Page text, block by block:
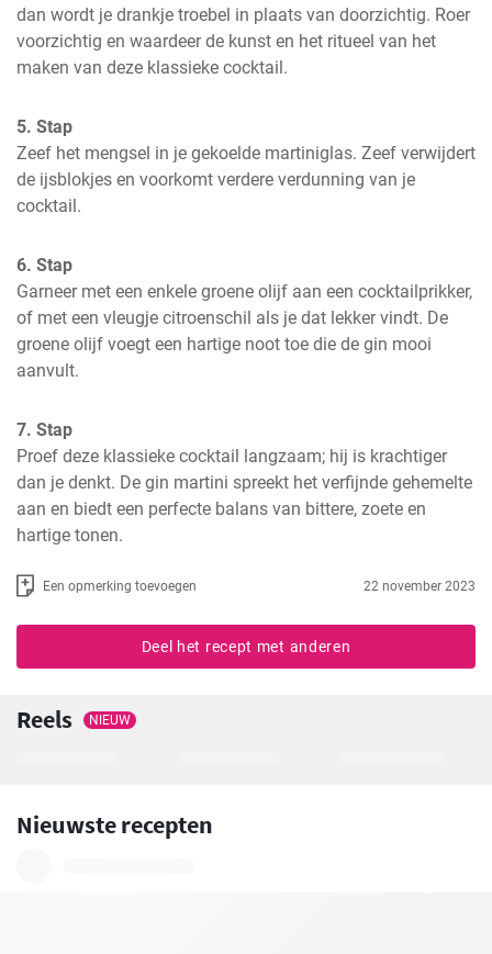
dan wordt je drankje troebel in plaats van doorzichtig. Roer
voorzichtig en waardeer de kunst en het ritueel van het
maken van deze klassieke cocktail.
5. Stap
Zeef het mengsel in je gekoelde martiniglas. Zeef verwijdert
de ijsblokjes en voorkomt verdere verdunning van je
cocktail.
6. Stap
Garneer met een enkele groene olijf aan een cocktailprikker,
of met een vleugje citroenschil als je dat lekker vindt. De
groene olijf voegt een hartige noot toe die de gin mooi
aanvult.
7. Stap
Proef deze klassieke cocktail langzaam; hij is krachtiger
dan je denkt. De gin martini spreekt het verfijnde gehemelte
aan en biedt een perfecte balans van bittere, zoete en
hartige tonen.
Een opmerking toevoegen 22 november 2023
Deel het recept met anderen
Reels NIEUW
Nieuwste recepten